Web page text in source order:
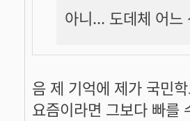
아니... 도데체 어
음 제 기억에 제가 국민
요즘이라면 그보다 빠를